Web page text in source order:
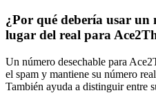
¿Por qué debería usar un
lugar del real para
Un número desechable para
el spam y mantiene su número
También ayuda a distinguir entre